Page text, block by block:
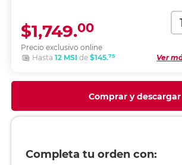
Precio exclusivo online
$1,749.00
Ver
Hasta 12 MSI de $145.75
Comprar y descargar
Completa tu orden con: